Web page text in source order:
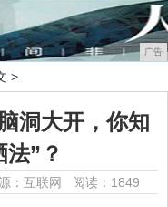
广告
>
洞大开，你知
”？
：互联网 阅读：1849